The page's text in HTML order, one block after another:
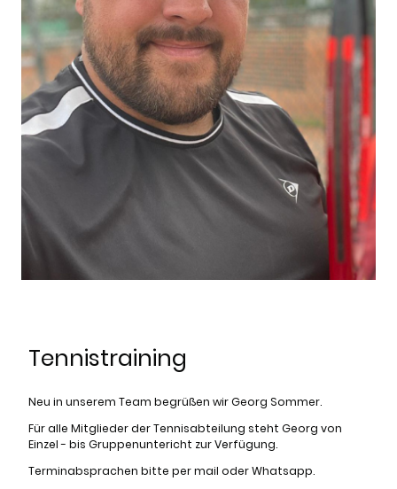
Tennistraining
Neu in unserem Team begrüßen wir Georg Sommer.
Für alle Mitglieder der Tennisabteilung steht Georg von
Einzel - bis Gruppenuntericht zur Verfügung.
Terminabsprachen bitte per mail oder Whatsapp.